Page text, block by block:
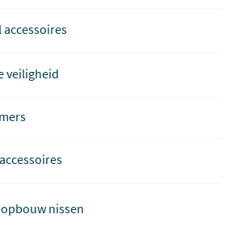
verhogen.
zijn ook te vinden
accessoires
veiligheid
nissen